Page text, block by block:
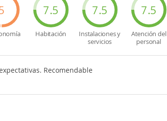
7.5
Habitación
7.5
Instalaciones y
servicios
7.5
Atención del
personal
Recomendable